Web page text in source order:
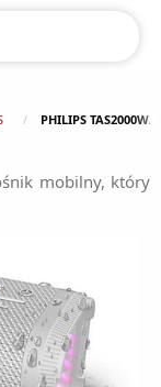
PHILIPS TAS2000W/
mobilny, który